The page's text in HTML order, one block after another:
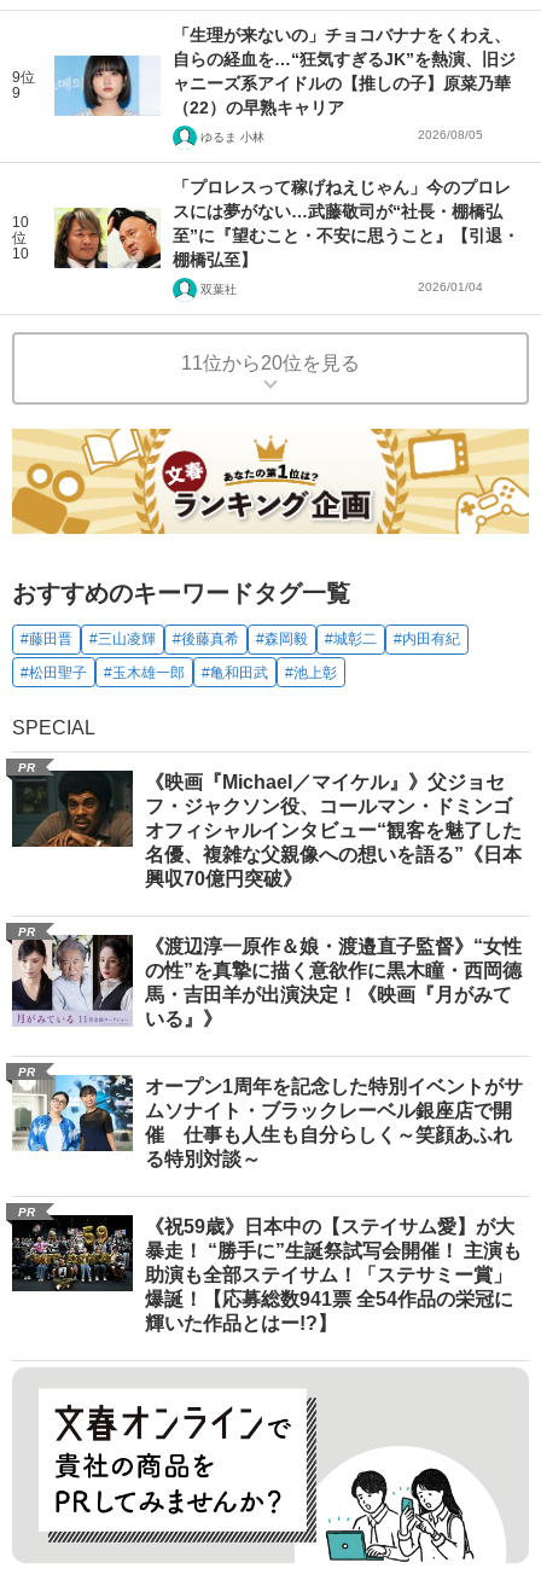
9位
9
「生理が来ないの」チョコバナナをくわえ、
自らの経血を…“狂気すぎるJK”を熱演、旧ジ
ャニーズ系アイドルの【推しの子】原菜乃華
（22）の早熟キャリア
ゆるま 小林 2026/08/05
10
位
10
「プロレスって稼げねえじゃん」今のプロレ
スには夢がない…武藤敬司が“社長・棚橋弘
至”に『望むこと・不安に思うこと』【引退・
棚橋弘至】
双葉社 2026/01/04
11位から20位を見る
おすすめのキーワードタグ一覧
#藤田晋 #三山凌輝 #後藤真希 #森岡毅 #城彰二
#内田有紀
#松田聖子
#玉木雄一郎 #亀和田武 #池上彰
SPECIAL
PR
《映画『Michael／マイケル』》父ジョセ
フ・ジャクソン役、コールマン・ドミンゴ
オフィシャルインタビュー“観客を魅了した
名優、複雑な父親像への想いを語る”《日本
興収70億円突破》
PR
《渡辺淳一原作＆娘・渡邉直子監督》“女性
の性”を真摯に描く意欲作に黒木瞳・西岡德
馬・吉田羊が出演決定！《映画『月がみて
いる』》
PR
オープン1周年を記念した特別イベントがサ
ムソナイト・ブラックレーベル銀座店で開
催 仕事も人生も自分らしく～笑顔あふれ
る特別対談～
PR
《祝59歳》日本中の【ステイサム愛】が大
暴走！ “勝手に”生誕祭試写会開催！ 主演も
助演も全部ステイサム！「ステサミー賞」
爆誕！【応募総数941票 全54作品の栄冠に
輝いた作品とはー!?】